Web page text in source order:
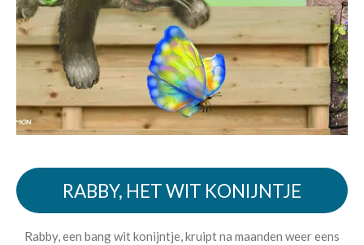
RABBY, HET WIT KONIJNTJE
Rabby, een bang wit konijntje, kruipt na maanden weer eens